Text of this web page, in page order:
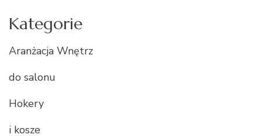
Kategorie
Aranżacja Wnętrz
do salonu
Hokery
i kosze